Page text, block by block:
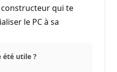
qui te
le PC à sa
été utile ?